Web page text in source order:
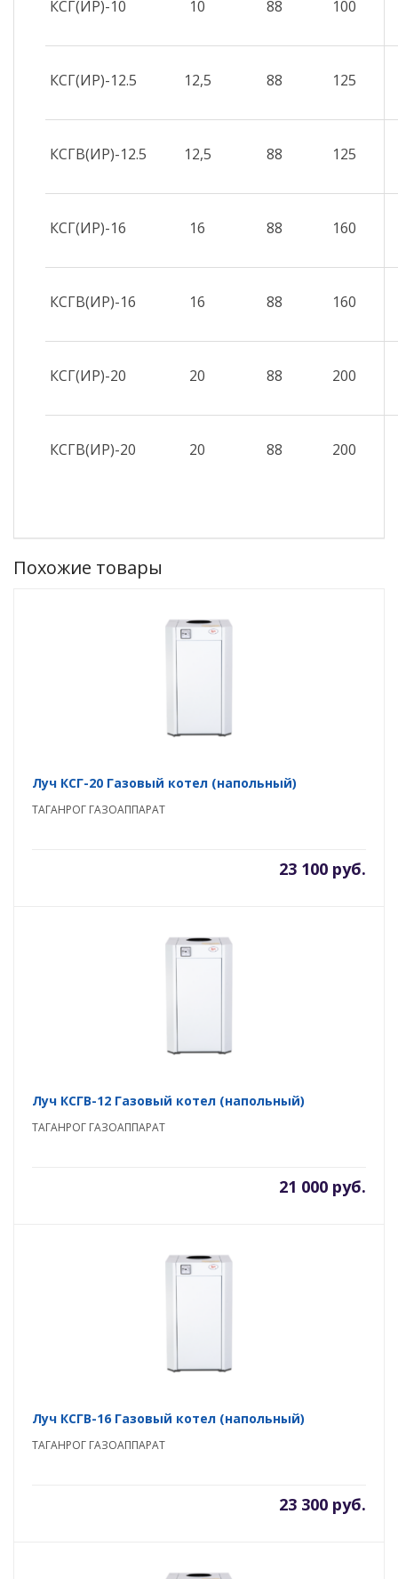
КСГ(ИР)-10 10 88 100
КСГ(ИР)-12.5 12,5 88 125
КСГВ(ИР)-12.5 12,5 88 125
КСГ(ИР)-16 16 88 160
КСГВ(ИР)-16 16 88 160
КСГ(ИР)-20 20 88 200
КСГВ(ИР)-20 20 88 200
Похожие товары
Луч КСГ-20 Газовый котел (напольный)
ТАГАНРОГ ГАЗОАППАРАТ
23 100 руб.
Луч КСГВ-12 Газовый котел (напольный)
ТАГАНРОГ ГАЗОАППАРАТ
21 000 руб.
Луч КСГВ-16 Газовый котел (напольный)
ТАГАНРОГ ГАЗОАППАРАТ
23 300 руб.